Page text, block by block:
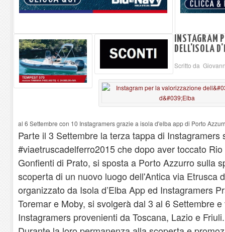
INSTAGRAM
DELL'ISOLA
Scritto da
al 6 Settembre con 10 Instagramers grazie a isola d'elba app di Porto
Parte il 3 Settembre la terza tappa di Instagramers
#viaetruscadelferro2015 che dopo aver toccato
Gonfienti di Prato, si sposta a Porto Azzurro sulla
scoperta di un nuovo luogo dell'Antica via Etrusca
organizzato da Isola d’Elba App ed Instagramers
Toremar e Moby, si svolgerà dal 3 al 6 Settembre
Instagramers provenienti da Toscana, Lazio e Friuli.